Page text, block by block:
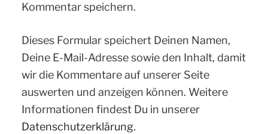
Kommentar speichern.
Dieses Formular speichert Deinen Namen,
Deine E-Mail-Adresse sowie den Inhalt, damit
wir die Kommentare auf unserer Seite
auswerten und anzeigen können. Weitere
Informationen findest Du in unserer
Datenschutzerklärung.